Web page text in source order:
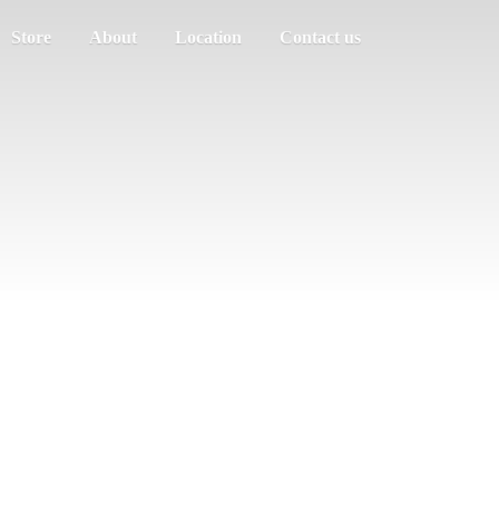
Store About Location Contact us